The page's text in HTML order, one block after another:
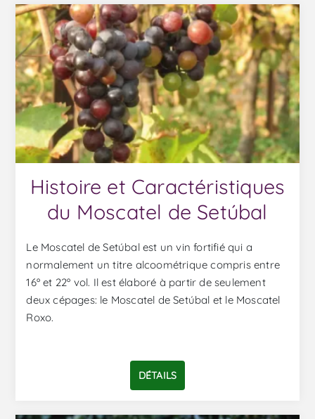
Histoire et Caractéristiques
du Moscatel de Setúbal
Le Moscatel de Setúbal est un vin fortifié qui a
normalement un titre alcoométrique compris entre
16º et 22º vol. Il est élaboré à partir de seulement
deux cépages: le Moscatel de Setúbal et le Moscatel
Roxo.
DÉTAILS